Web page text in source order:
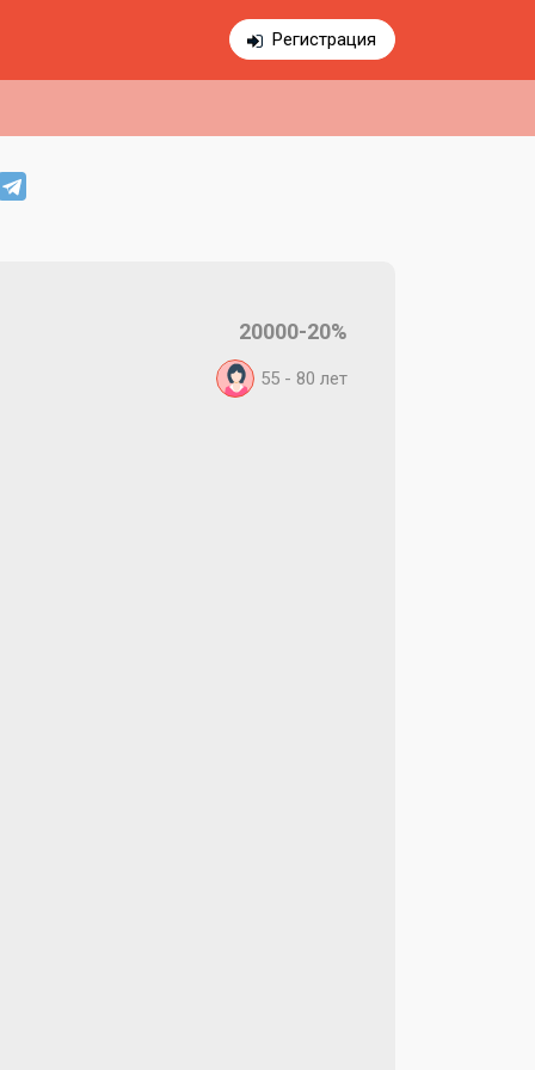
Регистрация
20000-20%
55 - 80 лет